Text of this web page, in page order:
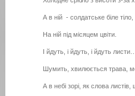
А в ній - солдатське біле тіло,
На ній під місяцем цвіти.
І йдуть, і йдуть, і йдуть листи…
Шумить, хвилюється трава,
А в небі зорі, як слова